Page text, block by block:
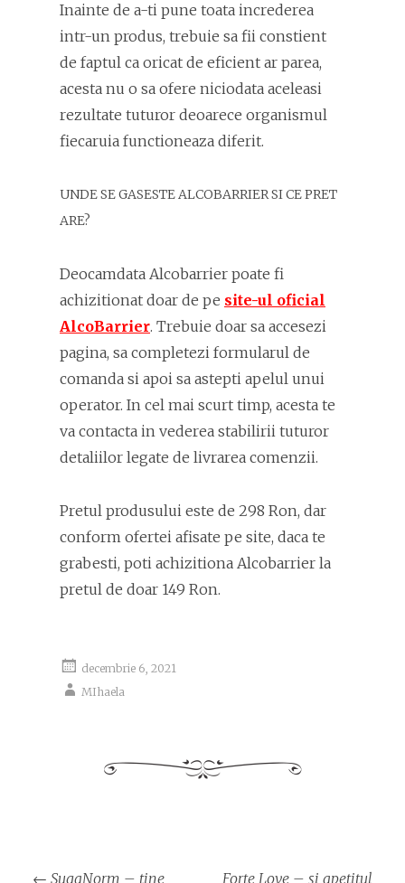
Inainte de a-ti pune toata increderea
intr-un produs, trebuie sa fii constient
de faptul ca oricat de eficient ar parea,
acesta nu o sa ofere niciodata aceleasi
rezultate tuturor deoarece organismul
fiecaruia functioneaza diferit.
UNDE SE GASESTE ALCOBARRIER SI CE PRET
ARE?
Deocamdata Alcobarrier poate fi
achizitionat doar de pe site-ul oficial
AlcoBarrier. Trebuie doar sa accesezi
pagina, sa completezi formularul de
comanda si apoi sa astepti apelul unui
operator. In cel mai scurt timp, acesta te
va contacta in vederea stabilirii tuturor
detaliilor legate de livrarea comenzii.
Pretul produsului este de 298 Ron, dar
conform ofertei afisate pe site, daca te
grabesti, poti achizitiona Alcobarrier la
pretul de doar 149 Ron.
decembrie 6, 2021
MIhaela
← SugaNorm – ține
Forte Love – și apetitul